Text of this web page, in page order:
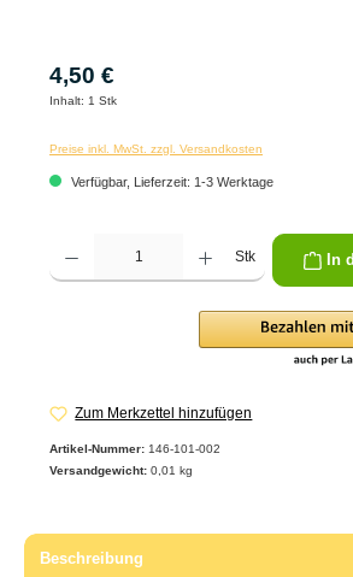
4,50 €
Inhalt: 1 Stk
Preise inkl. MwSt. zzgl. Versandkosten
Verfügbar, Lieferzeit: 1-3 Werktage
Produkt Anzahl: Gib den gewünschten Wert ein
Stk In
Zum Merkzettel hinzufügen
Artikel-Nummer: 146-101-002
Versandgewicht: 0,01 kg
Beschreibung